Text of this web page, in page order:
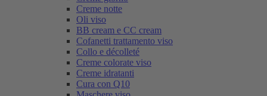
Creme notte
Oli viso
BB cream e CC cream
Cofanetti trattamento viso
Collo e décolleté
Creme colorate viso
Creme idratanti
Cura con Q10